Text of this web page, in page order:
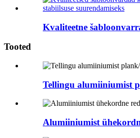
Kvaliteetne
Tooted
Tellingu alumiiniumist
Alumiiniumist